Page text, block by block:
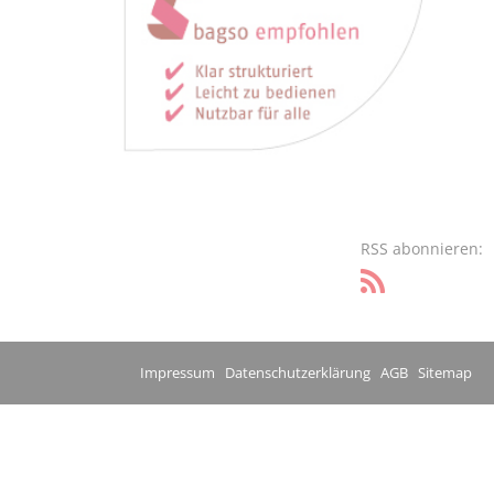
RSS abonnieren:
Impressum Datenschutzerklärung AGB Sitemap